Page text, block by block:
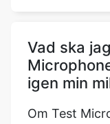
Vad ska
igen min
Om Test